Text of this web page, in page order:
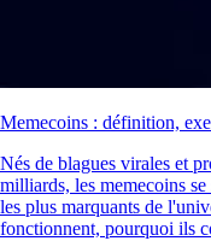
Memecoins : définition,
Nés de blagues virales et
milliards, les memecoins
les plus marquants de
fonctionnent, pourquoi ils